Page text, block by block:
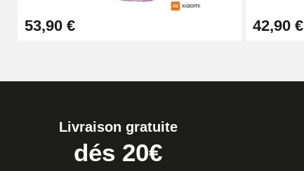
Kit Horlogerie Débutant
53,90 € 42,90 €
Livraison gratuite
dés 20€